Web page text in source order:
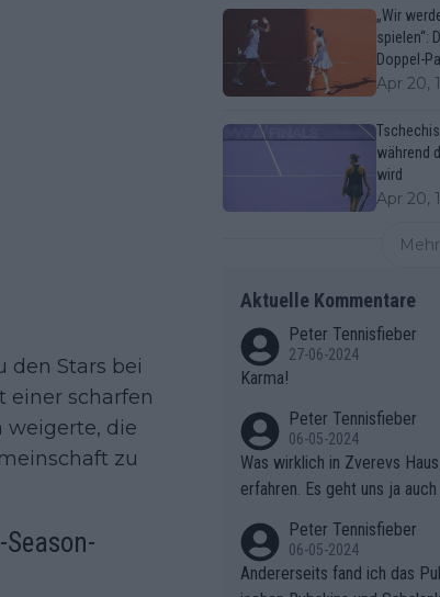
den Stars bei
einer scharfen
weigerte, die
zu
„Wir
spielen“:
Doppel-
Apr 20,
während
wird
Apr 20,
Aktuelle Kommentare
Peter Tennisfieber
27-06-2024
Karma!
Peter Tennisfieber
06-05-2024
Was wirklich in Zverevs
erfahren. Es geht uns ja
Peter Tennisfieber
06-05-2024
Andererseits fand ich das